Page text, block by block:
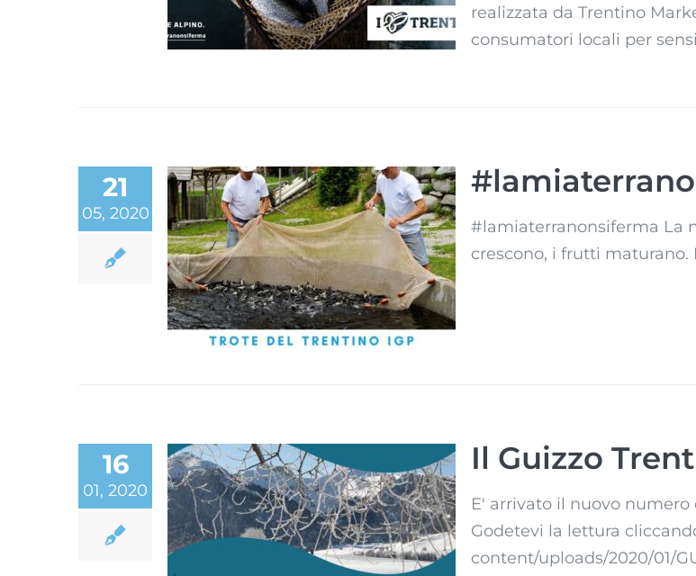
realizzata da Trentino
consumatori locali per
21
05, 2020
#lamiaterranonsiferma
#lamiaterranonsiferma La
crescono, i frutti maturano.
16
01, 2020
Il Guizzo Trentino n. 4
Il Guizzo
E' arrivato il nuovo numero
Godetevi la lettura
content/uploads/2020/01/